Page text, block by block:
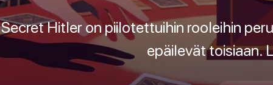
Secret Hitler on piilotettuihin rooleihin
epäilevät toisiaan.